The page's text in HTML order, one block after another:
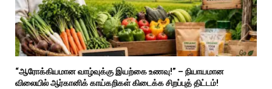
“ஆரோக்கியமான வாழ்வுக்கு இயற்கை உணவு!” – நியாயமான
விலையில் ஆர்கானிக் காய்கறிகள் கிடைக்க சிறப்புத் திட்டம்!